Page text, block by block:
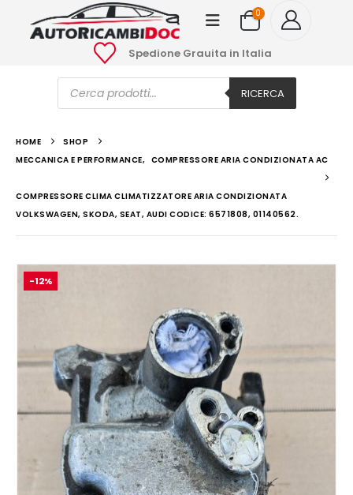
0
Spedione Grauita in Italia
Ricerca
prodotti RICERCA
HOME
SHOP
MECCANICA E PERFORMANCE, COMPRESSORE ARIA CONDIZIONATA AC
COMPRESSORE CLIMA CLIMATIZZATORE ARIA CONDIZIONATA
VOLKSWAGEN, SKODA, SEAT, AUDI CODICE: 6571808, 01140562.
-12%